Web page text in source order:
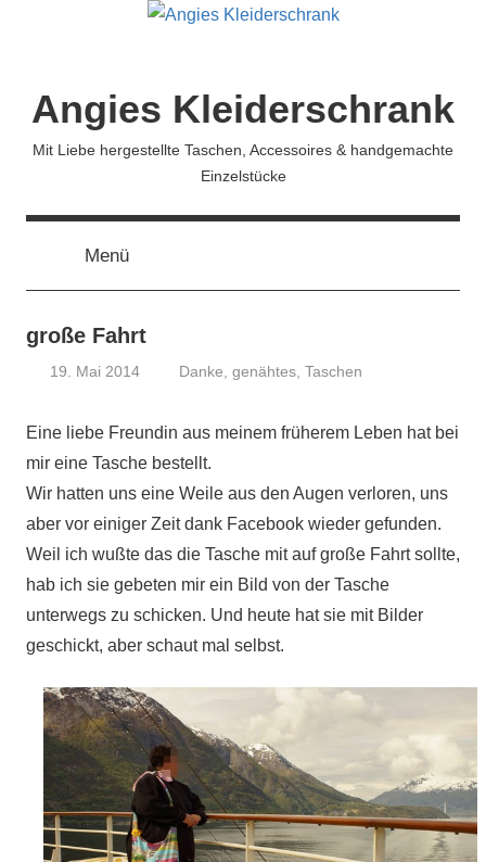
Angies Kleiderschrank
Mit Liebe hergestellte Taschen, Accessoires & handgemachte
Einzelstücke
Menü
große Fahrt
19. Mai 2014
Danke ,genähtes ,Taschen
Eine liebe Freundin aus meinem früherem Leben hat bei
mir eine Tasche bestellt.
Wir hatten uns eine Weile aus den Augen verloren, uns
aber vor einiger Zeit dank Facebook wieder gefunden.
Weil ich wußte das die Tasche mit auf große Fahrt sollte,
hab ich sie gebeten mir ein Bild von der Tasche
unterwegs zu schicken. Und heute hat sie mit Bilder
geschickt, aber schaut mal selbst.